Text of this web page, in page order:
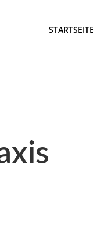
STARTSEITE